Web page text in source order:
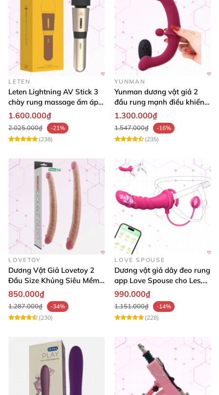
LETEN
Leten Lightning AV Stick 3
chày rung massage ấm áp
kích thích
1.600.000₫
2.025.000₫
-21%
(238)
YUNMAN
Yunman dương vật giả 2
đầu rung mạnh điều khiển
từ xa Les
1.300.000₫
1.547.000₫
-16%
(235)
LOVETOY
Dương Vật Giả Lovetoy 2
Đầu Size Khủng Siêu Mềm
Kích Thích Les
850.000₫
1.287.000₫
-34%
(230)
LOVE SPOUSE
Dương vật giả dây đeo rung
app Love Spouse cho Les,
đồng tính nữ
990.000₫
1.151.000₫
-14%
(228)